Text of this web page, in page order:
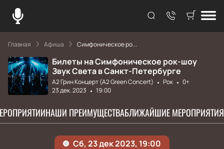
Главная Афиша Симфоническое ро...
Билеты на Симфоническое рок-шоу
Звук Света в Санкт-Петербурге
А2 Грин Концерт (A2 Green Concert) Рок
0+
23 дек. 2023
19:00
НАШИ ПРЕИМУЩЕСТВАБЛИЖАЙШИЕ МЕРОПРИЯТИЯ